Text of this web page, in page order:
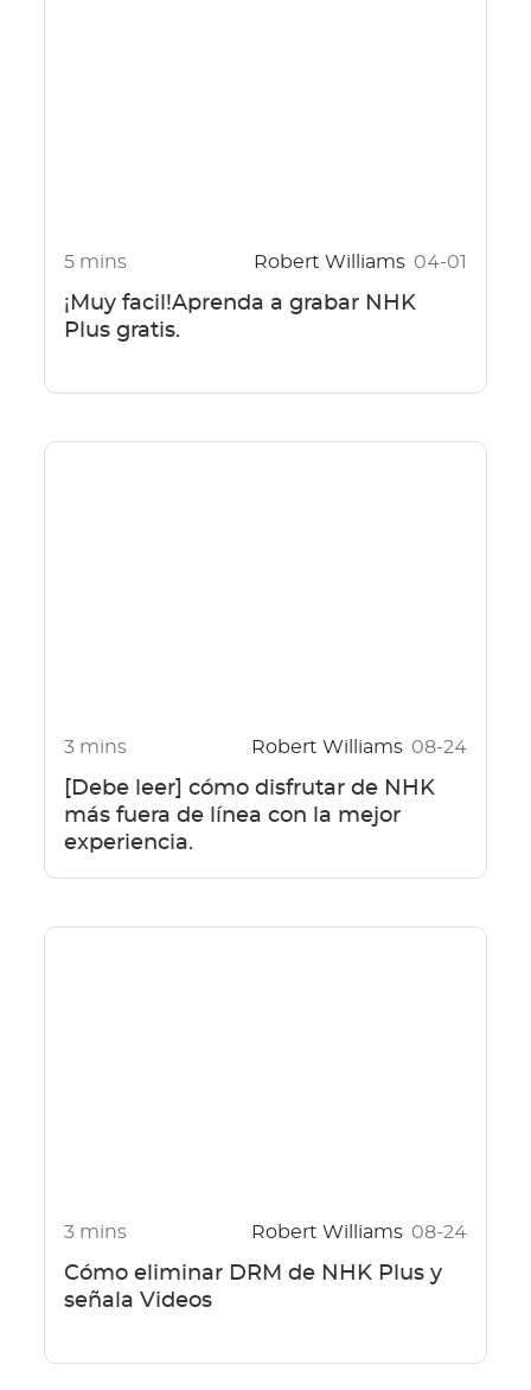
5 mins Robert Williams 04-01
¡Muy facil!Aprenda a grabar NHK
Plus gratis.
3 mins Robert Williams 08-24
[Debe leer] cómo disfrutar de NHK
más fuera de línea con la mejor
experiencia.
3 mins Robert Williams 08-24
Cómo eliminar DRM de NHK Plus y
señala Videos